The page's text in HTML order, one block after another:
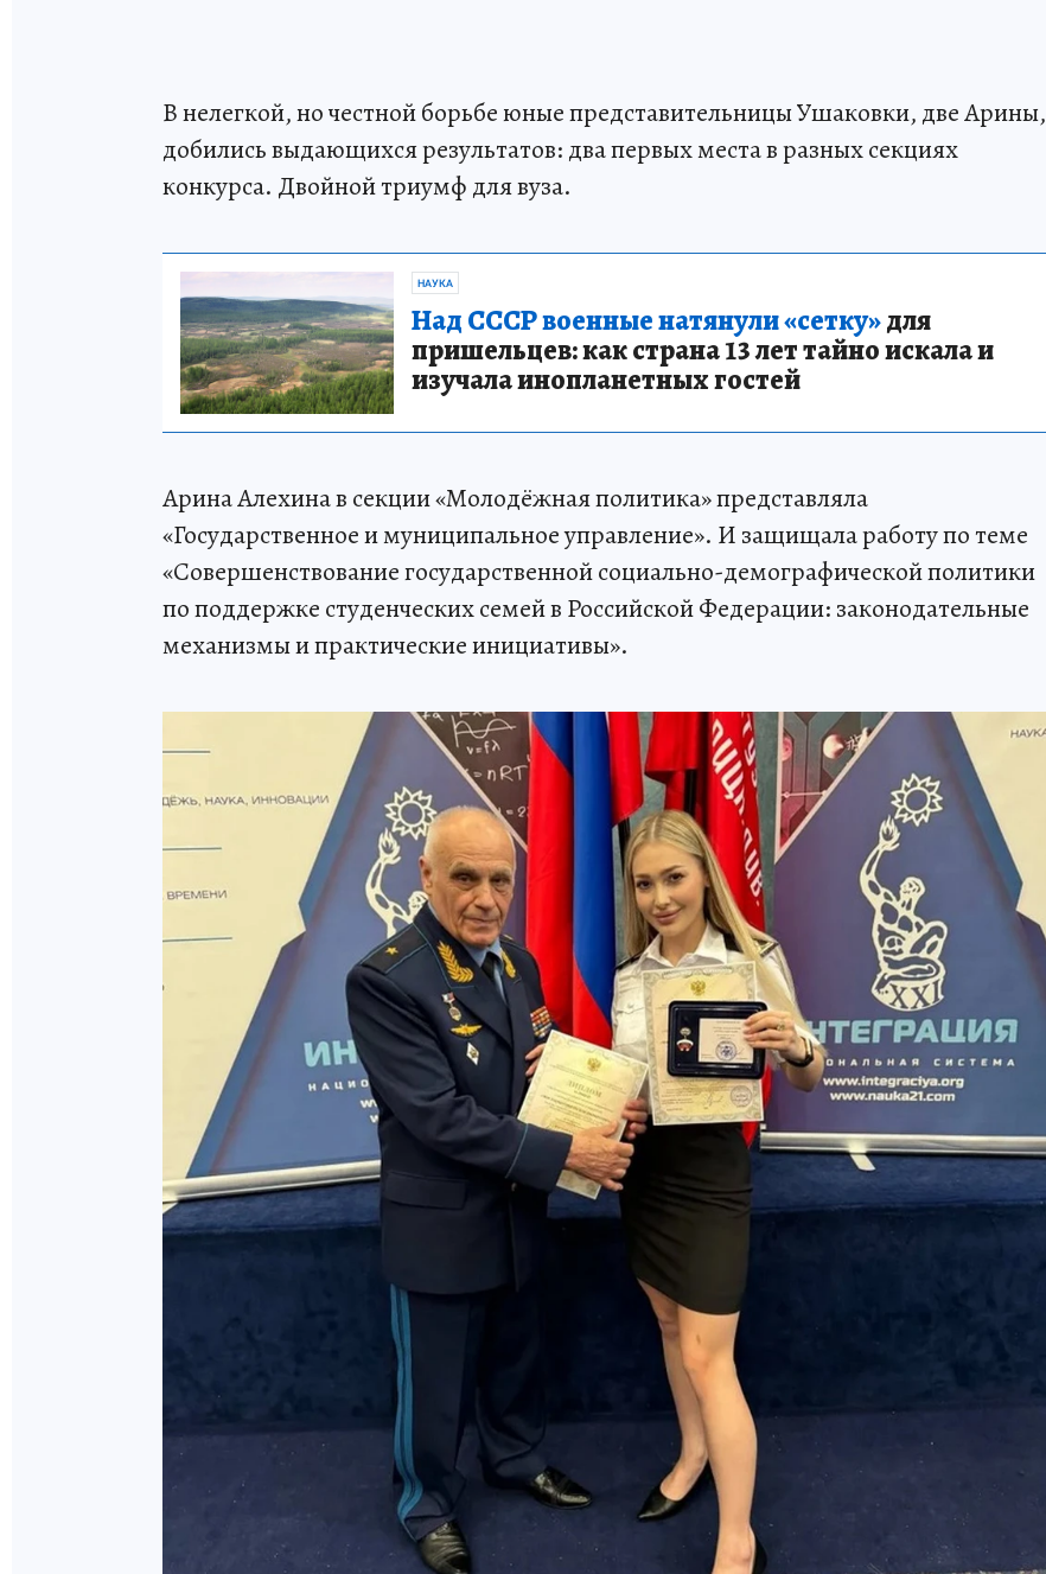
В нелегкой, но честной борьбе юные представительницы Ушаковки, две Арины,
добились выдающихся результатов: два первых места в разных секциях
конкурса. Двойной триумф для вуза.
НАУКА
Над СССР военные натянули «сетку»для
пришельцев: как страна 13 лет тайно искала и
изучала инопланетных гостей
Арина Алехина в секции «Молодёжная политика» представляла
«Государственное и муниципальное управление». И защищала работу по теме
«Совершенствование государственной социально-демографической политики
по поддержке студенческих семей в Российской Федерации: законодательные
механизмы и практические инициативы».